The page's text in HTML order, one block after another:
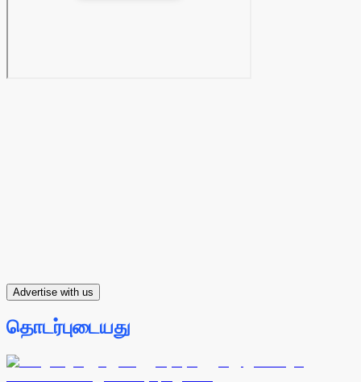
Advertise with us
தொடர்புடையது